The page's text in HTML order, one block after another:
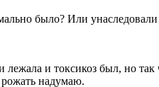
было? Или
и токсикоз был, но
рожать надумаю.